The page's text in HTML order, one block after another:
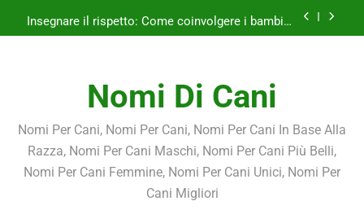
Insegnare il rispetto: Come coinvolgere i bambini
nella cura del cane.
Non solo giochi: L’importanza del cane per lo
sviluppo dell’intelligenza emotiva dei bambini.
Il rapporto tra cane e bambino nelle diverse fasce
d’età.
Insegnare il rispetto: Come coinvolgere i bambini
nella cura del cane.
Giochi e attività da fare insieme: Come rafforzare
Nomi Di Cani
Nomi Per Cani, Nomi Per Cani, Nomi Per Cani In Base Alla
Razza, Nomi Per Cani Maschi, Nomi Per Cani Più Belli,
Nomi Per Cani Femmine, Nomi Per Cani Unici, Nomi Per
Cani Migliori